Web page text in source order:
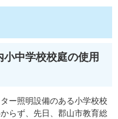
中学校校庭の使用
ー照明設備のある小学校校
らず、先日、郡山市教育総